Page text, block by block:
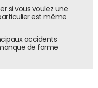
les phases early
vision. Il y a peut-
le sujet mais qui
humilité : on sait
si vous voulez une
est même
accidents
de forme